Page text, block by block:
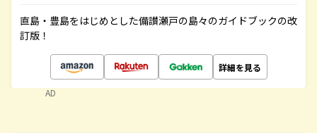
直島・豊島をはじめとした備讃瀬戸の島々のガイドブックの改
訂版！
詳細を見る
AD